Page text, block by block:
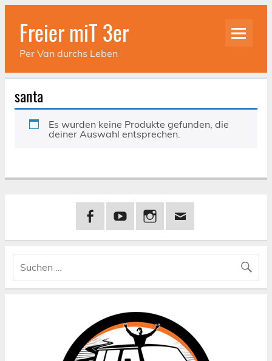
Skip
contentFreier miT 3er
Per Van durchs Leben
santa
Es wurden keine Produkte gefunden, die
deiner Auswahl entsprechen.